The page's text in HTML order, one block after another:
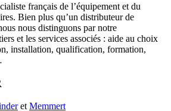
français de l’équipement et du
Bien plus qu’un distributeur de
nous distinguons par notre
et les services associés : aide au choix
installation, qualification, formation,
et Memmert